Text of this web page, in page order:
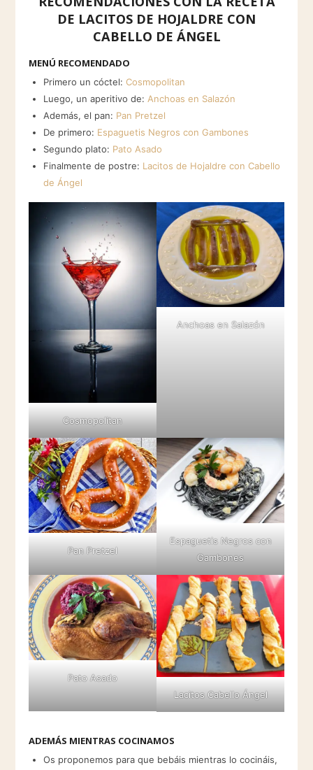
DE LACITOS DE HOJALDRE CON
CABELLO DE ÁNGEL
MENÚ RECOMENDADO
Primero un cóctel: Cosmopolitan
Luego, un aperitivo de: Anchoas en Salazón
Además, el pan: Pan Pretzel
De primero: Espaguetis Negros con Gambones
Segundo plato: Pato Asado
Finalmente de postre: Lacitos de Hojaldre con Cabello
de Ángel
Cosmopolitan
Anchoas en Salazón
Pan Pretzel
Espaguetis Negros con
Gambones
Pato Asado
Lacitos Cabello Ángel
ADEMÁS MIENTRAS COCINAMOS
Os proponemos para que bebáis mientras lo cocináis,